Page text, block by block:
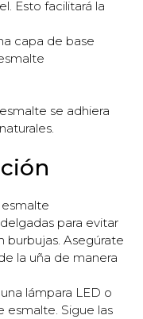
Esto facilitará la
capa de base
se adhiera
para evitar
burbujas. Asegúrate
la uña de manera
lámpara LED o
esmalte. Sigue las